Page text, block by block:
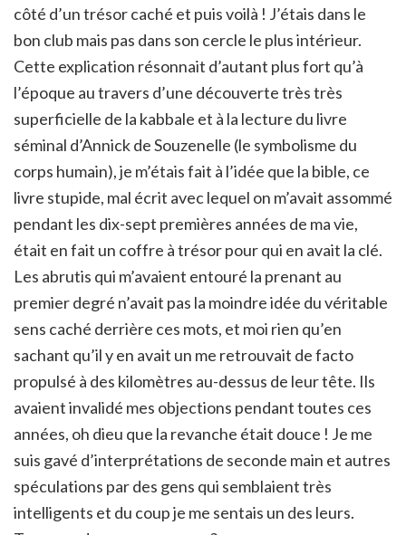
côté d’un trésor caché et puis voilà ! J’étais dans le
bon club mais pas dans son cercle le plus intérieur.
Cette explication résonnait d’autant plus fort qu’à
l’époque au travers d’une découverte très très
superficielle de la kabbale et à la lecture du livre
séminal d’Annick de Souzenelle (le symbolisme du
corps humain), je m’étais fait à l’idée que la bible, ce
livre stupide, mal écrit avec lequel on m’avait assommé
pendant les dix-sept premières années de ma vie,
était en fait un coffre à trésor pour qui en avait la clé.
Les abrutis qui m’avaient entouré la prenant au
premier degré n’avait pas la moindre idée du véritable
sens caché derrière ces mots, et moi rien qu’en
sachant qu’il y en avait un me retrouvait de facto
propulsé à des kilomètres au-dessus de leur tête. Ils
avaient invalidé mes objections pendant toutes ces
années, oh dieu que la revanche était douce ! Je me
suis gavé d’interprétations de seconde main et autres
spéculations par des gens qui semblaient très
intelligents et du coup je me sentais un des leurs.